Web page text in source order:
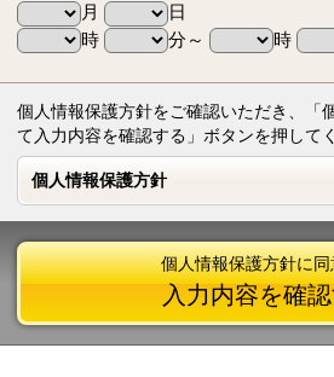
月
日
時
分～ 時
個人情報保護方針をご確認いただき、「
て入力内容を確認する」ボタンを押して
個人情報保護方針
個人情報保護方針
個人情報保護方針に
入力内容を確